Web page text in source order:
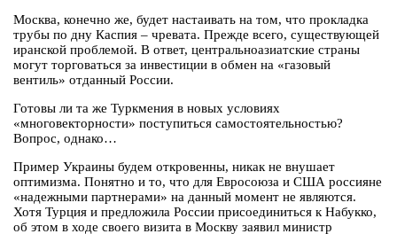
Москва, конечно же, будет настаивать на том, что прокладка
трубы по дну Каспия – чревата. Прежде всего, существующей
иранской проблемой. В ответ, центральноазиатские страны
могут торговаться за инвестиции в обмен на «газовый
вентиль» отданный России.
Готовы ли та же Туркмения в новых условиях
«многовекторности» поступиться самостоятельностью?
Вопрос, однако…
Пример Украины будем откровенны, никак не внушает
оптимизма. Понятно и то, что для Евросоюза и США россияне
«надежными партнерами» на данный момент не являются.
Хотя Турция и предложила России присоединиться к Набукко,
об этом в ходе своего визита в Москву заявил министр